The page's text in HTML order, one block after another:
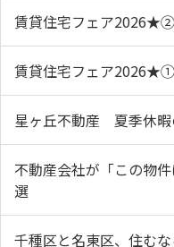
賃貸住宅フェア2026★➁
賃貸住宅フェア2026★①
星ヶ丘不動産 夏季休暇
不動産会社が「この物
選
千種区と名東区、住む